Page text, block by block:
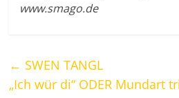
www.smago.de
← SWEN TANGL
„Ich wür di“ ODER Mundart